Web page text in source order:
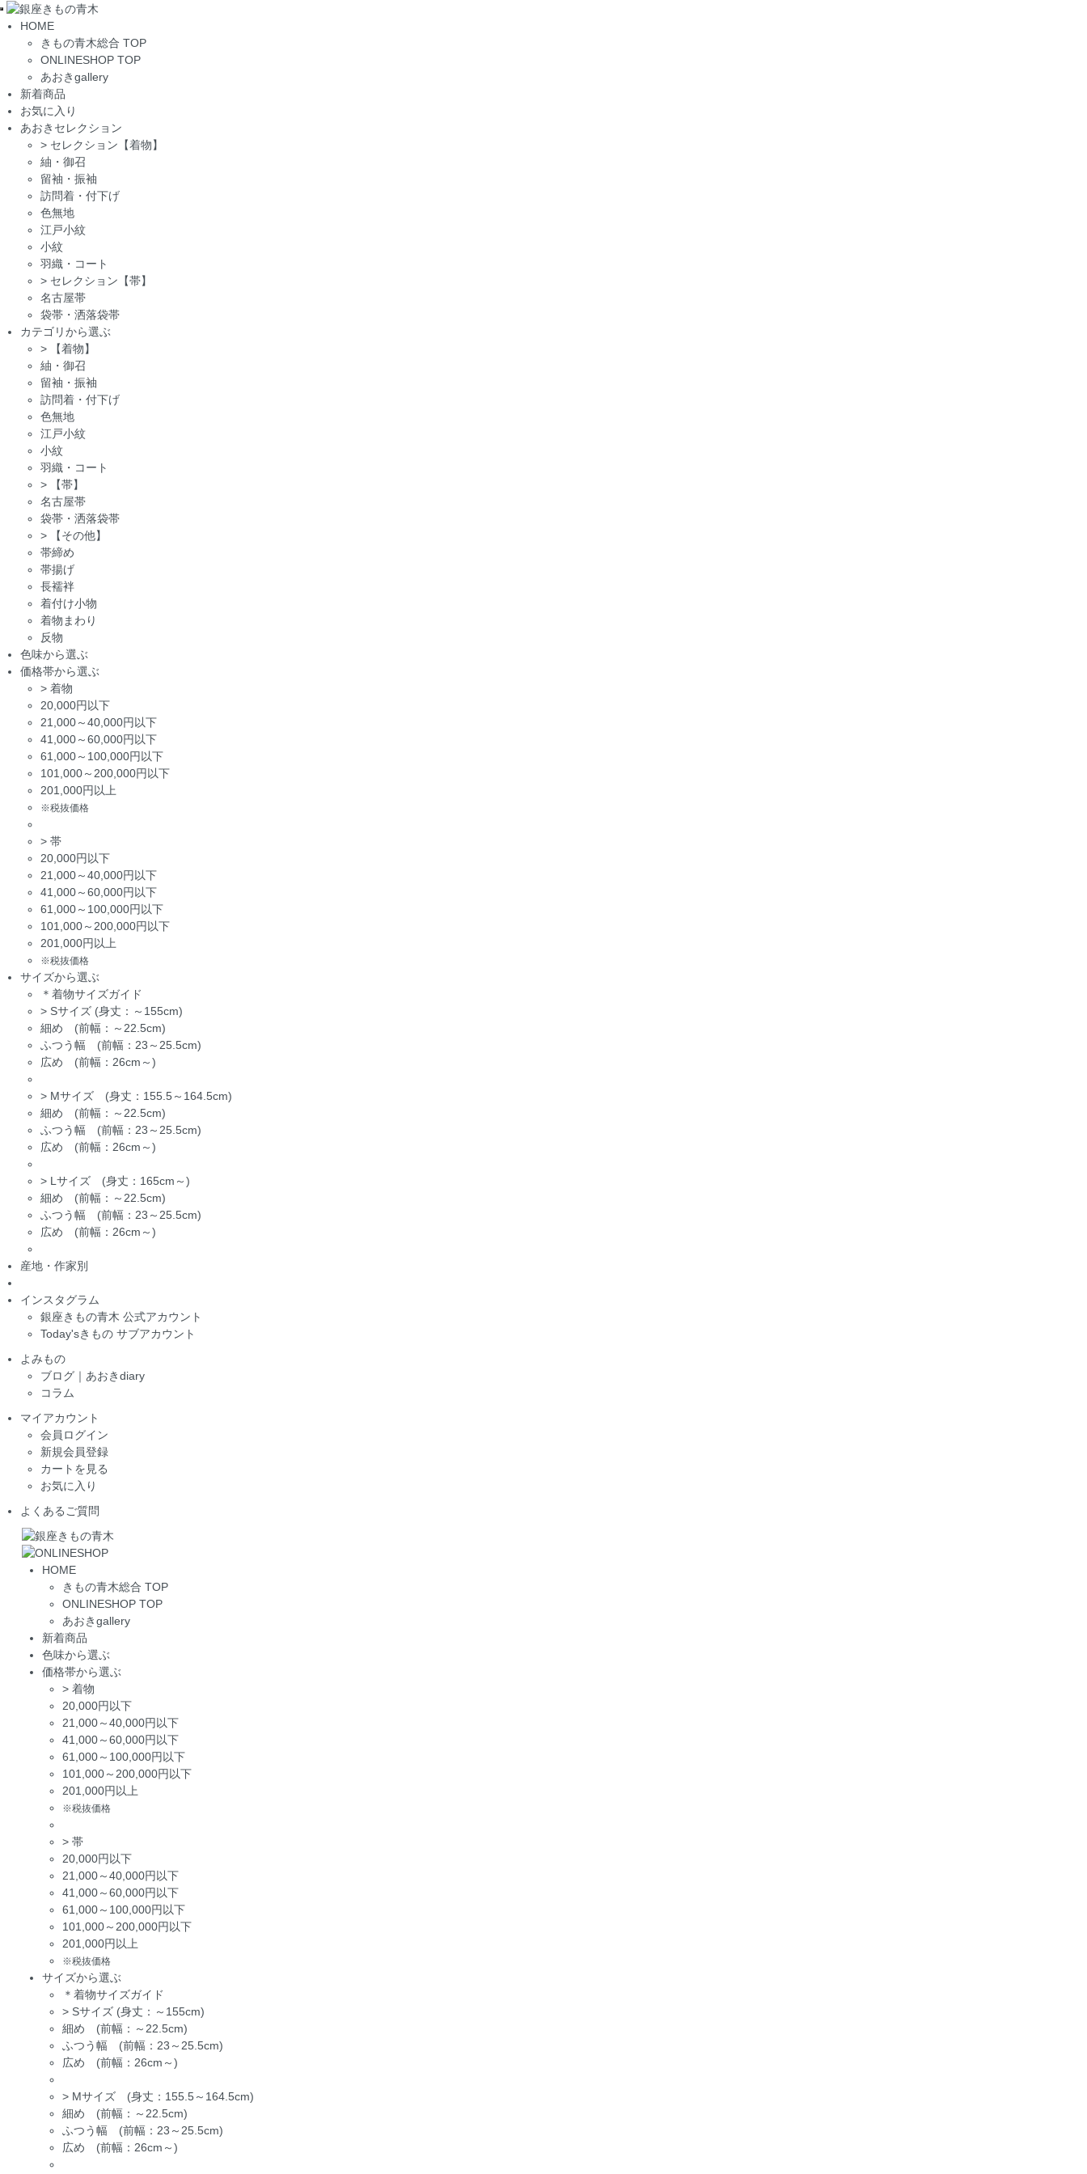
Toggle
navigation
HOME
きもの青木総合 TOP
ONLINESHOP TOP
あおきgallery
新着商品
お気に入り
あおきセレクション
> セレクション【着物】
紬・御召
留袖・振袖
訪問着・付下げ
色無地
江戸小紋
小紋
羽織・コート
> セレクション【帯】
名古屋帯
袋帯・洒落袋帯
カテゴリから選ぶ
>
【着物】
紬・御召
留袖・振袖
訪問着・付下げ
色無地
江戸小紋
小紋
羽織・コート
>
【帯】
名古屋帯
袋帯・洒落袋帯
>
【その他】
帯締め
帯揚げ
長襦袢
着付け小物
着物まわり
反物
色味から選ぶ
価格帯から選ぶ
> 着物
20,000円以下
21,000～40,000円以下
41,000～60,000円以下
61,000～100,000円以下
101,000～200,000円以下
201,000円以上
※税抜価格
> 帯
20,000円以下
21,000～40,000円以下
41,000～60,000円以下
61,000～100,000円以下
101,000～200,000円以下
201,000円以上
※税抜価格
サイズから選ぶ
＊着物サイズガイド
> Sサイズ (身丈：～155cm)
細め (前幅：～22.5cm)
ふつう幅 (前幅：23～25.5cm)
広め (前幅：26cm～)
> Mサイズ (身丈：155.5～164.5cm)
細め (前幅：～22.5cm)
ふつう幅 (前幅：23～25.5cm)
広め (前幅：26cm～)
> Lサイズ (身丈：165cm～)
細め (前幅：～22.5cm)
ふつう幅 (前幅：23～25.5cm)
広め (前幅：26cm～)
産地・作家別
インスタグラム
銀座きもの青木 公式アカウント
Today'sきもの サブアカウント
よみもの
ブログ｜あおきdiary
コラム
マイアカウント
会員ログイン
新規会員登録
カートを見る
お気に入り
よくあるご質問
HOME
きもの青木総合 TOP
ONLINESHOP TOP
あおきgallery
新着商品
色味から選ぶ
価格帯から選ぶ
> 着物
20,000円以下
21,000～40,000円以下
41,000～60,000円以下
61,000～100,000円以下
101,000～200,000円以下
201,000円以上
※税抜価格
> 帯
20,000円以下
21,000～40,000円以下
41,000～60,000円以下
61,000～100,000円以下
101,000～200,000円以下
201,000円以上
※税抜価格
サイズから選ぶ
＊着物サイズガイド
> Sサイズ (身丈：～155cm)
細め (前幅：～22.5cm)
ふつう幅 (前幅：23～25.5cm)
広め (前幅：26cm～)
> Mサイズ (身丈：155.5～164.5cm)
細め (前幅：～22.5cm)
ふつう幅 (前幅：23～25.5cm)
広め (前幅：26cm～)